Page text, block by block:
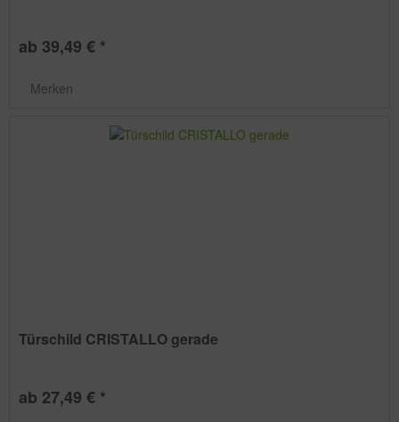
ab 39,49 € *
Merken
Türschild CRISTALLO gerade
ab 27,49 € *